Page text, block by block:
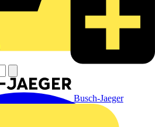
Busch-Jaeger